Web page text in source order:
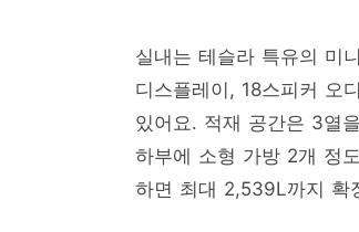
실내는 테슬라 특유의 미
디스플레이, 18스피커 오
있어요. 적재 공간은 3열
하부에 소형 가방 2개 정
하면 최대 2,539L까지 확